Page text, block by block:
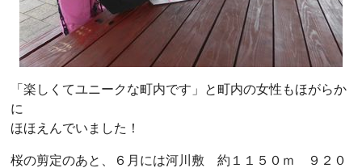
「楽しくてユニークな町内です」と町内の女性もほがらか
に
ほほえんでいました！
桜の剪定のあと、６月には河川敷 約１１５０ｍ ９２０